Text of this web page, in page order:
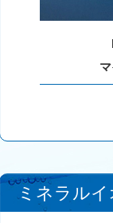
ミネラル